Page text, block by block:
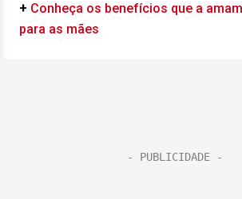
+ Conheça os benefícios que a
para as mães